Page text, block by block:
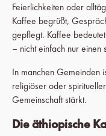
Feierlichkeiten oder
Kaffee begrüßt,
gepflegt. Kaffee
– nicht einfach nur einen
In manchen Gemeinden
religiöser oder
Gemeinschaft stärkt.
Die äthiopische